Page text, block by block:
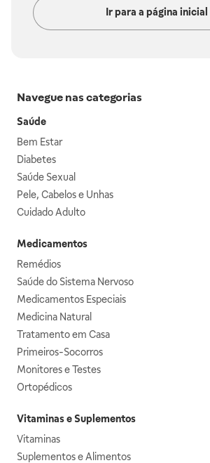
Ir para a página inicial
Navegue nas categorias
Saúde
Bem Estar
Diabetes
Saúde Sexual
Pele, Cabelos e Unhas
Cuidado Adulto
Medicamentos
Remédios
Saúde do Sistema Nervoso
Medicamentos Especiais
Medicina Natural
Tratamento em Casa
Primeiros-Socorros
Monitores e Testes
Ortopédicos
Vitaminas e Suplementos
Vitaminas
Suplementos e Alimentos